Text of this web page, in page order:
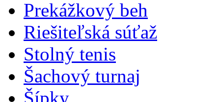
Prekážkový beh
Riešiteľská súťaž
Stolný tenis
Šachový turnaj
Šípky